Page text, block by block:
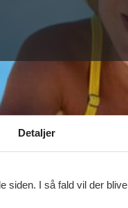
Detaljer
siden. I så fald vil der blive